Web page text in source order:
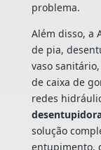
problema.
Além disso, a
de pia,
vaso
de caixa de
redes
solução
entupimento,